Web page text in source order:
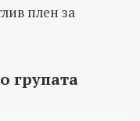
плен за
групата